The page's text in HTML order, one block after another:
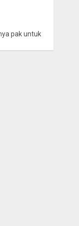
pak untuk